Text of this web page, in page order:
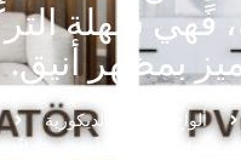
فهي سهلة
بمظهر أنيق.
ألواح اللامبري الديكورية
لدينا حلاً جمالياً يدوم